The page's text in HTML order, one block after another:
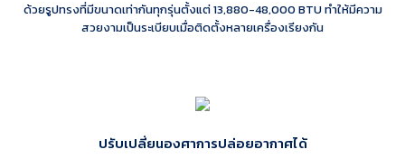
ด้วยรูปทรงที่มีขนาดเท่ากันทุกรุ่นตั้งแต่ 13,880-48,000 BTU ทำให้มีความ
สวยงามเป็นระเบียบเมื่อติดตั้งหลายเครื่องเรียงกัน
ปรับเปลี่ยนองศาการปล่อยอากาศได้